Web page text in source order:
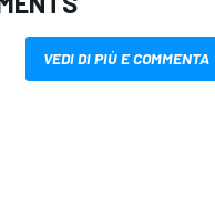
VEDI DI PIÙ E COMMENTA